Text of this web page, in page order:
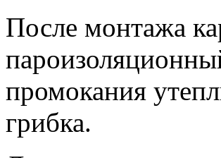
После монтажа
промокания
грибка.